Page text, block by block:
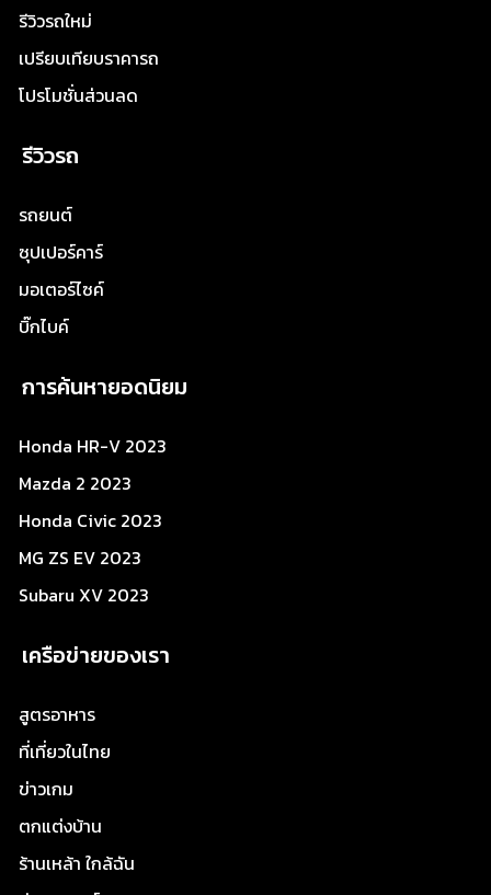
รีวิวรถใหม่
เปรียบเทียบราคารถ
โปรโมชั่นส่วนลด
รีวิวรถ
รถยนต์
ซุปเปอร์คาร์
มอเตอร์ไซค์
บิ๊กไบค์
การค้นหายอดนิยม
Honda HR-V 2023
Mazda 2 2023
Honda Civic 2023
MG ZS EV 2023
Subaru XV 2023
เครือข่ายของเรา
สูตรอาหาร
ที่เที่ยวในไทย
ข่าวเกม
ตกแต่งบ้าน
ร้านเหล้า ใกล้ฉัน